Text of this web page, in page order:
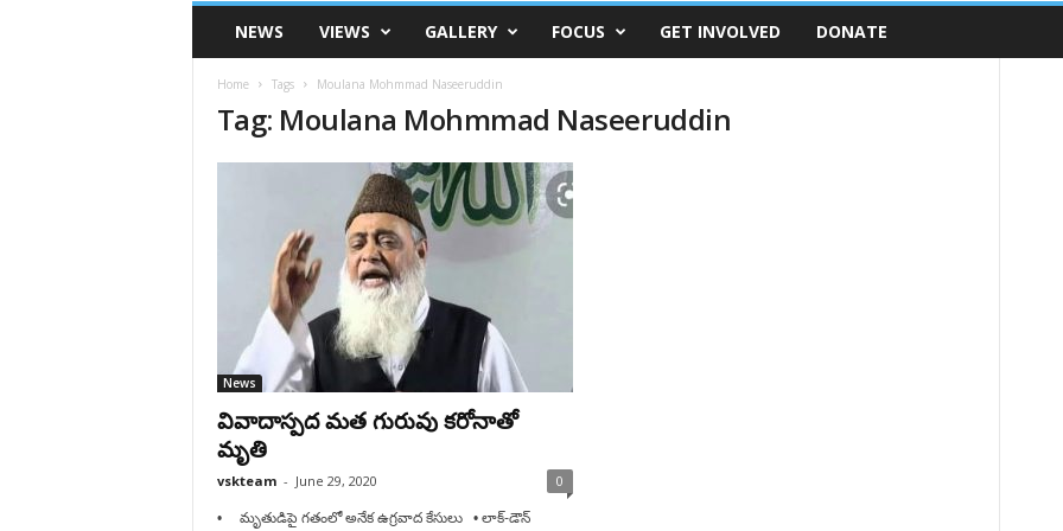
VSK
TelanganaNEWS VIEWS GALLERY FOCUS GET INVOLVED DONATE
Home Tags Moulana Mohmmad Naseeruddin
Tag: Moulana Mohmmad Naseeruddin
News
వివాదాస్పద మత గురువు కరోనాతో
మృతి
vskteam - June 29, 2020 0
• మృతుడిపై గతంలో అనేక ఉగ్రవాద కేసులు • లాక్-డౌన్